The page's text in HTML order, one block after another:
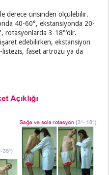
derece cinsinden ölçülebilir.
40-60°, ekstansiyonda 20-
rotasyonlarda 3-18°’dir.
işaret edebilirken, ekstansiyon
listezis, faset artrozu ya da